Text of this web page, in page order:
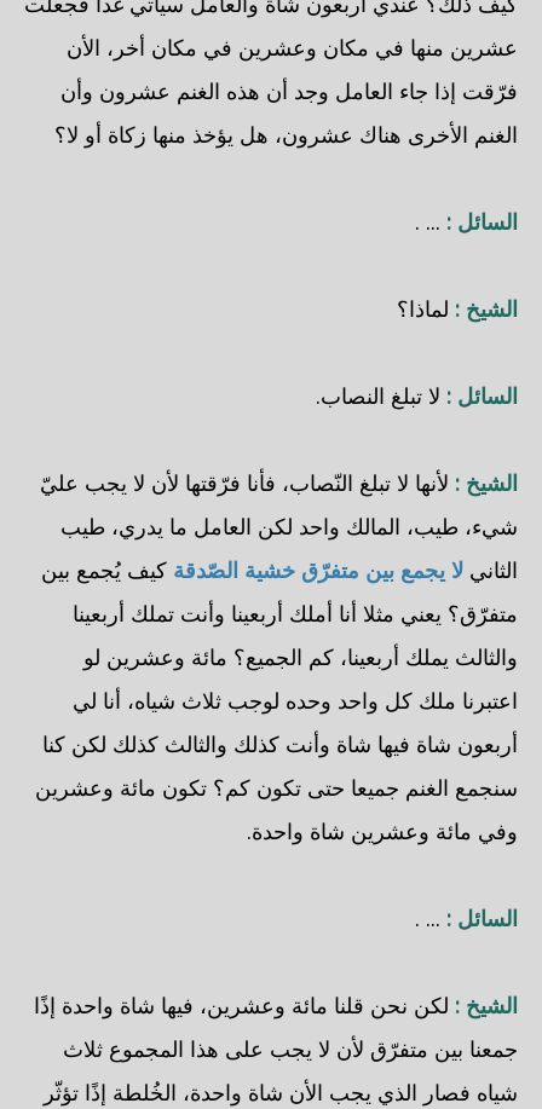
عشرين منها في مكان وعشرين في مكان أخر، الأن
فرّقت إذا جاء العامل وجد أن هذه الغنم عشرون وأن
الغنم الأخرى هناك عشرون، هل يؤخذ منها زكاة أو لا؟
السائل : ... .
الشيخ : لماذا؟
السائل : لا تبلغ النصاب.
الشيخ : لأنها لا تبلغ النّصاب، فأنا فرّقتها لأن لا يجب عليّ
شيء، طيب، المالك واحد لكن العامل ما يدري، طيب
الثاني لا يجمع بين متفرّق خشية الصّدقة كيف يُجمع بين
متفرّق؟ يعني مثلا أنا أملك أربعينا وأنت تملك أربعينا
والثالث يملك أربعينا، كم الجميع؟ مائة وعشرين لو
اعتبرنا ملك كل واحد وحده لوجب ثلاث شياه، أنا لي
أربعون شاة فيها شاة وأنت كذلك والثالث كذلك لكن كنا
سنجمع الغنم جميعا حتى تكون كم؟ تكون مائة وعشرين
وفي مائة وعشرين شاة واحدة.
السائل : ... .
الشيخ : لكن نحن قلنا مائة وعشرين، فيها شاة واحدة إذًا
جمعنا بين متفرّق لأن لا يجب على هذا المجموع ثلاث
شياه فصار الذي يجب الأن شاة واحدة، الخُلطة إذًا تؤثّر